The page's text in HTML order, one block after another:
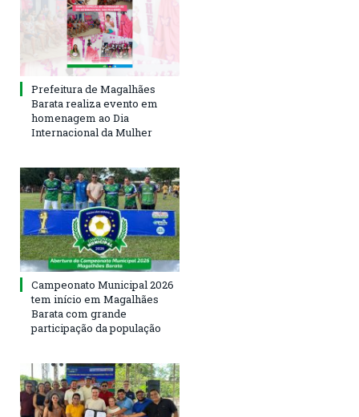
Prefeitura de Magalhães
Barata realiza evento em
homenagem ao Dia
Internacional da Mulher
Campeonato Municipal 2026
tem início em Magalhães
Barata com grande
participação da população